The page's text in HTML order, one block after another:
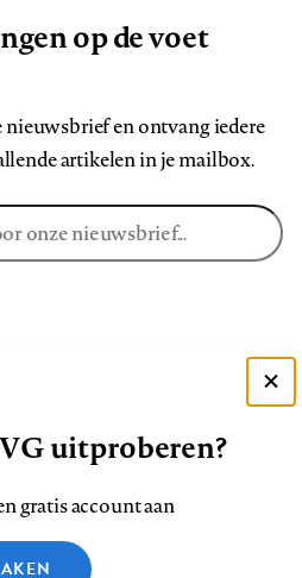
op de voet
en ontvang iedere
artikelen in je mailbox.
Volg
Volg
ons
op
YouTube
Volg
ons
Privacy
uitproberen?
gratis account aan